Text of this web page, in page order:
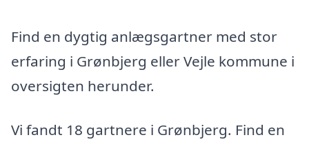
Find en dygtig anlægsgartner med stor
erfaring i Grønbjerg eller Vejle kommune i
oversigten herunder.
Vi fandt 18 gartnere i Grønbjerg. Find en